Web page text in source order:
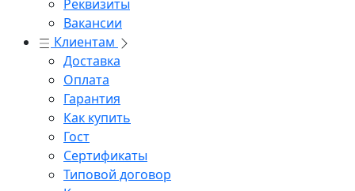
Реквизиты
Вакансии
Клиентам
Доставка
Оплата
Гарантия
Как купить
Гост
Сертификаты
Типовой договор